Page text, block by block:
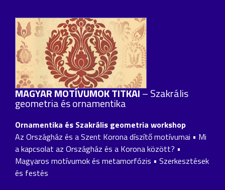
MAGYAR MOTÍVUMOK TITKAI– Szakrális
geometria és ornamentika
Ornamentika és Szakrális geometria workshop
Az Országház és a Szent Korona díszítő motívumai • Mi
a kapcsolat az Országház és a Korona között? •
Magyaros motívumok és metamorfózis • Szerkesztések
és festés